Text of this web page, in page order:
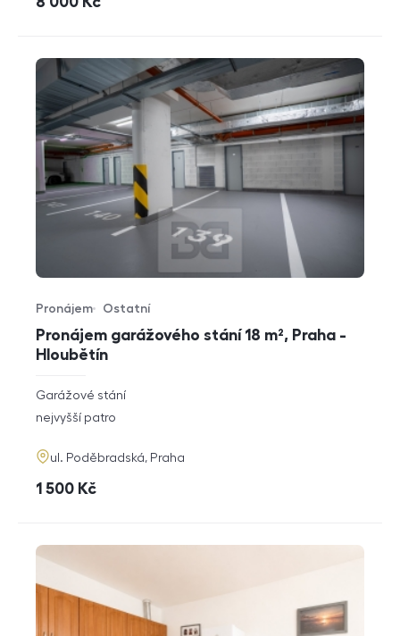
Pronájem garážového stání 18 m², Praha -
Hloubětín
Typ nabídky
Pronájem
Typ nemovitosti
Ostatní
rozměry
dispozice
Garážové stání
funkce
nejvyšší patro
adresa
ul. Poděbradská, Praha
cena
1 500 Kč